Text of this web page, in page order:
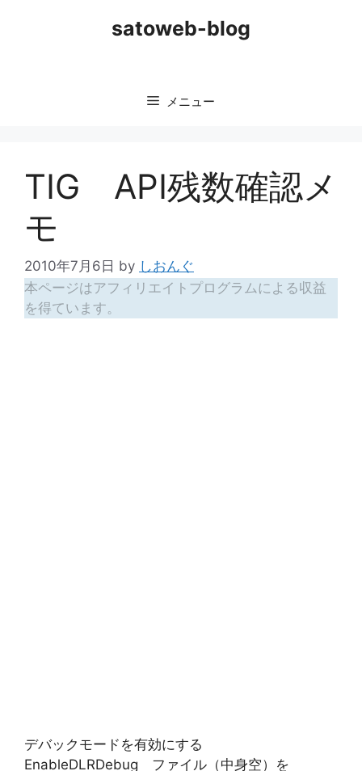
satoweb-blog
メニュー
TIG API残数確認メ
モ
2010年7月6日 by しおんぐ
本ページはアフィリエイトプログラムによる収益
を得ています。
デバックモードを有効にする
EnableDLRDebug ファイル（中身空）を